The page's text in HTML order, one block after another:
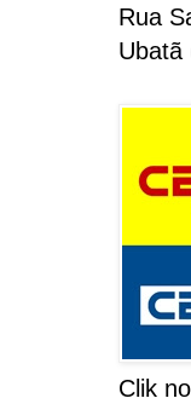
Rua
Ubatã
Clik